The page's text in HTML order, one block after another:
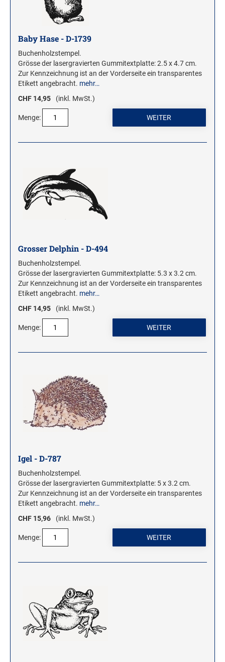
Baby Hase - D-1739
Buchenholzstempel.
Grösse der lasergravierten Gummitextplatte: 2.5 x 4.7 cm.
Zur Kennzeichnung ist an der Vorderseite ein transparentes
Etikett angebracht. mehr…
CHF 14,95
(inkl. MwSt.)
Menge:
Grosser Delphin - D-494
Buchenholzstempel.
Grösse der lasergravierten Gummitextplatte: 5.3 x 3.2 cm.
Zur Kennzeichnung ist an der Vorderseite ein transparentes
Etikett angebracht. mehr…
CHF 14,95
(inkl. MwSt.)
Menge:
Igel - D-787
Buchenholzstempel.
Grösse der lasergravierten Gummitextplatte: 5 x 3.2 cm.
Zur Kennzeichnung ist an der Vorderseite ein transparentes
Etikett angebracht. mehr…
CHF 15,96
(inkl. MwSt.)
Menge: